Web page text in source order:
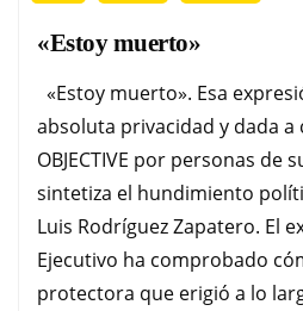
«Estoy muerto»
«Estoy muerto». Esa
absoluta privacidad y dada a
OBJECTIVE por personas de
sintetiza el hundimiento
Luis Rodríguez Zapatero. El
Ejecutivo ha comprobado
protectora que erigió a lo